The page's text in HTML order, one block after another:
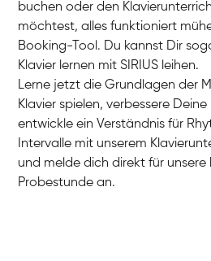
Charlotte
Klavier / Piano / Flügel
buchen oder den
möchtest, alles funktioniert
Booking-Tool. Du kannst Dir
Klavier lernen mit SIRIUS leihen.
Lerne jetzt die Grundlagen der
Klavier spielen, verbessere
entwickle ein Verständnis für
Intervalle mit unserem
und melde dich direkt für unsere
Probestunde an.